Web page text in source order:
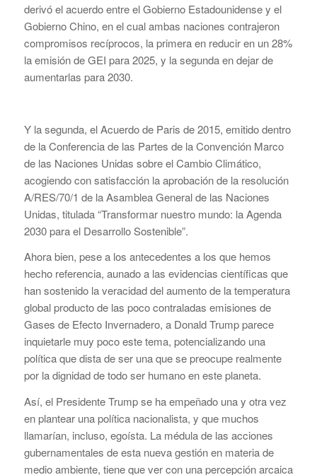
derivó el acuerdo entre el Gobierno Estadounidense y el
Gobierno Chino, en el cual ambas naciones contrajeron
compromisos recíprocos, la primera en reducir en un 28%
la emisión de GEI para 2025, y la segunda en dejar de
aumentarlas para 2030.
Y la segunda, el Acuerdo de Paris de 2015, emitido dentro
de la Conferencia de las Partes de la Convención Marco
de las Naciones Unidas sobre el Cambio Climático,
acogiendo con satisfacción la aprobación de la resolución
A/RES/70/1 de la Asamblea General de las Naciones
Unidas, titulada “Transformar nuestro mundo: la Agenda
2030 para el Desarrollo Sostenible”.
Ahora bien, pese a los antecedentes a los que hemos
hecho referencia, aunado a las evidencias científicas que
han sostenido la veracidad del aumento de la temperatura
global producto de las poco contraladas emisiones de
Gases de Efecto Invernadero, a Donald Trump parece
inquietarle muy poco este tema, potencializando una
política que dista de ser una que se preocupe realmente
por la dignidad de todo ser humano en este planeta.
Así, el Presidente Trump se ha empeñado una y otra vez
en plantear una política nacionalista, y que muchos
llamarían, incluso, egoísta. La médula de las acciones
gubernamentales de esta nueva gestión en materia de
medio ambiente, tiene que ver con una percepción arcaica